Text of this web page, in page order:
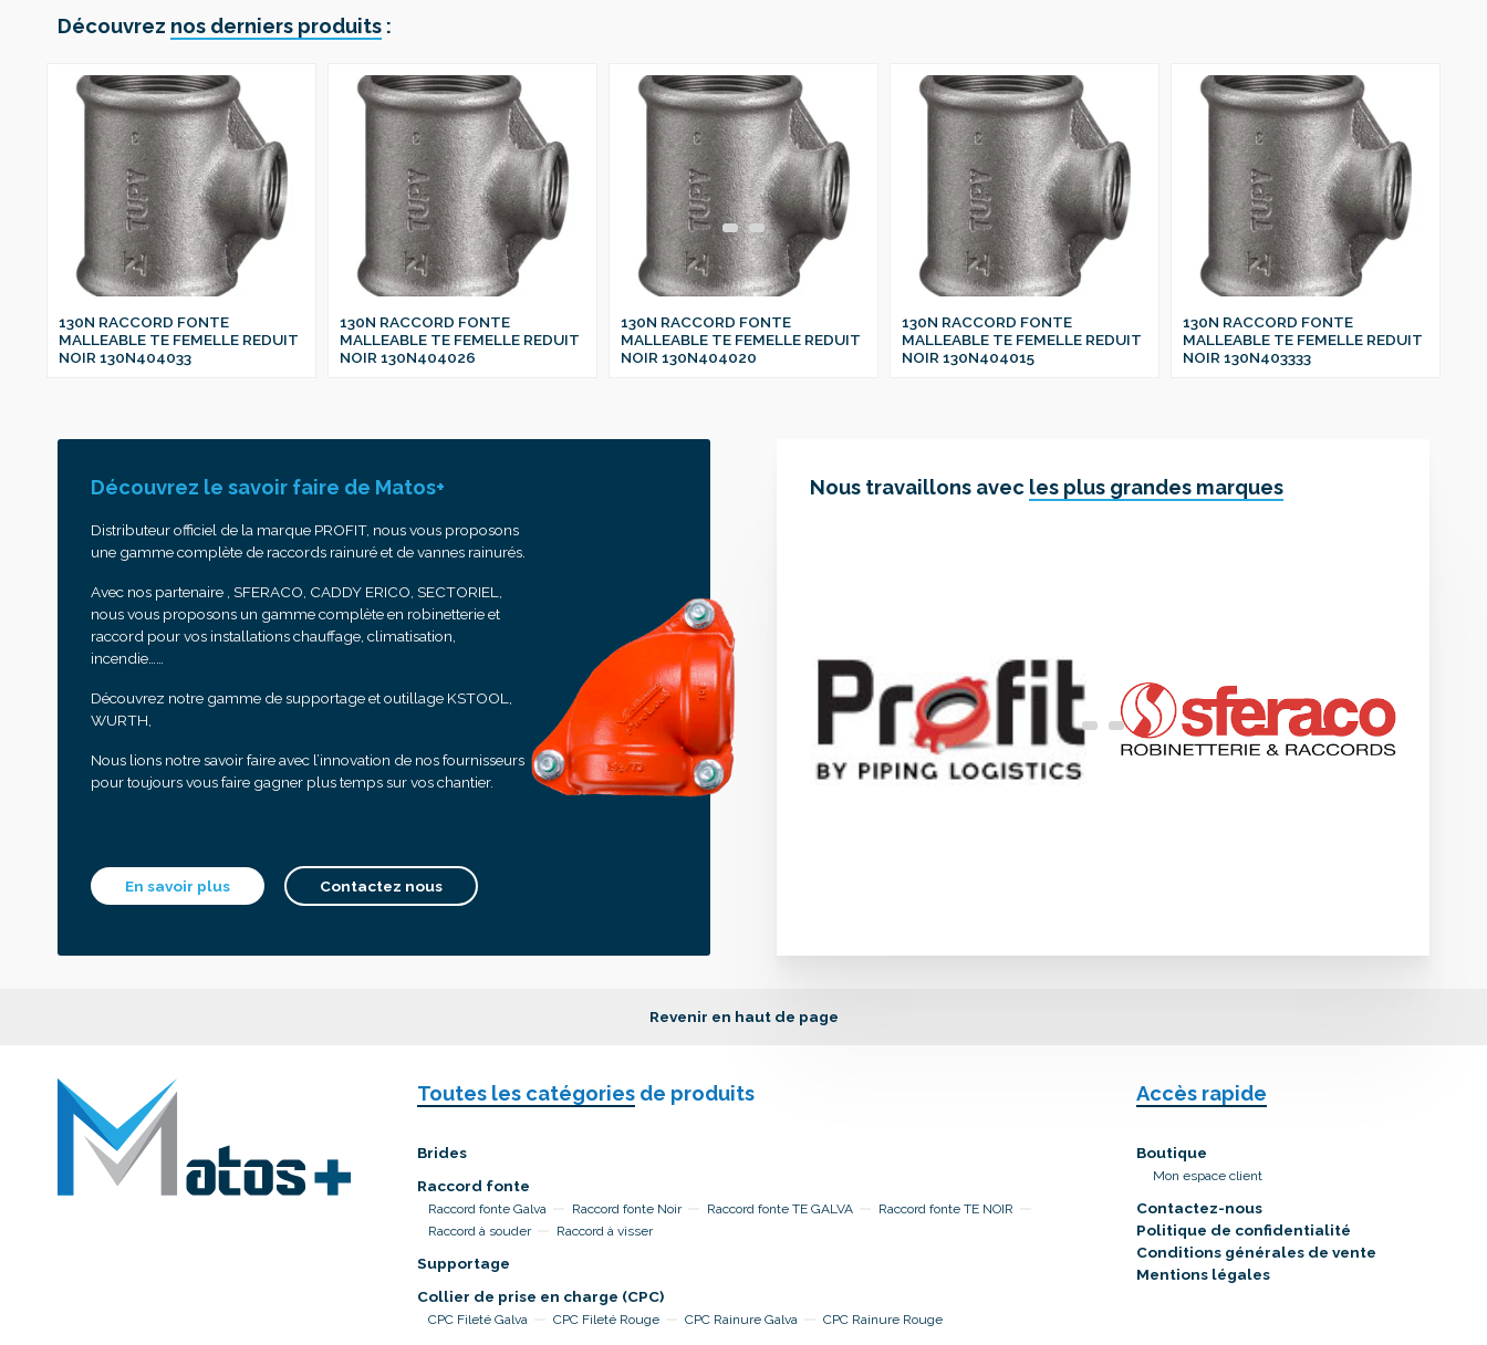
Découvrez nos derniers produits :
130N RACCORD FONTE
MALLEABLE TE FEMELLE REDUIT
NOIR 130N404033
130N RACCORD FONTE
MALLEABLE TE FEMELLE REDUIT
NOIR 130N404026
130N RACCORD FONTE
MALLEABLE TE FEMELLE REDUIT
NOIR 130N404020
130N RACCORD FONTE
MALLEABLE TE FEMELLE REDUIT
NOIR 130N404015
130N RACCORD FONTE
MALLEABLE TE FEMELLE REDUIT
NOIR 130N403333
Découvrez le savoir faire de Matos+
Distributeur officiel de la marque PROFIT, nous vous proposons
une gamme complète de raccords rainuré et de vannes rainurés.
Avec nos partenaire , SFERACO, CADDY ERICO, SECTORIEL,
nous vous proposons un gamme complète en robinetterie et
raccord pour vos installations chauffage, climatisation,
incendie……
Découvrez notre gamme de supportage et outillage KSTOOL,
WURTH,
Nous lions notre savoir faire avec l’innovation de nos fournisseurs
pour toujours vous faire gagner plus temps sur vos chantier.
En savoir plus Contactez nous
Nous travaillons avec les plus grandes marques
Revenir en haut de page
Toutes les catégories de produits
Brides
Raccord fonte
Raccord fonte Galva Raccord fonte Noir Raccord fonte TE GALVA
Raccord fonte TE NOIR
Raccord à souder
Raccord à visser
Supportage
Collier de prise en charge (CPC)
CPC Fileté Galva CPC Fileté Rouge CPC Rainure Galva CPC Rainure Rouge
Accès rapide
Boutique
Mon espace client
Contactez-nous
Politique de confidentialité
Conditions générales de vente
Mentions légales